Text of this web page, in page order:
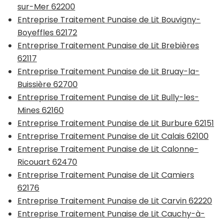
sur-Mer 62200
Entreprise Traitement Punaise de Lit Bouvigny-
Boyeffles 62172
Entreprise Traitement Punaise de Lit Brebières
62117
Entreprise Traitement Punaise de Lit Bruay-la-
Buissière 62700
Entreprise Traitement Punaise de Lit Bully-les-
Mines 62160
Entreprise Traitement Punaise de Lit Burbure 62151
Entreprise Traitement Punaise de Lit Calais 62100
Entreprise Traitement Punaise de Lit Calonne-
Ricouart 62470
Entreprise Traitement Punaise de Lit Camiers
62176
Entreprise Traitement Punaise de Lit Carvin 62220
Entreprise Traitement Punaise de Lit Cauchy-à-